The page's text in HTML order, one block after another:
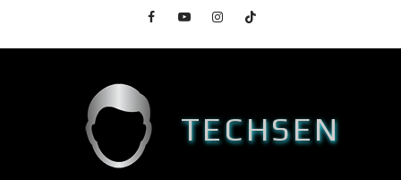
content
FacebookYouTubeInstagramTikTok
TECHSEN